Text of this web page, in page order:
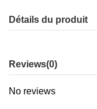
Détails du produit
Reviews(0)
No reviews